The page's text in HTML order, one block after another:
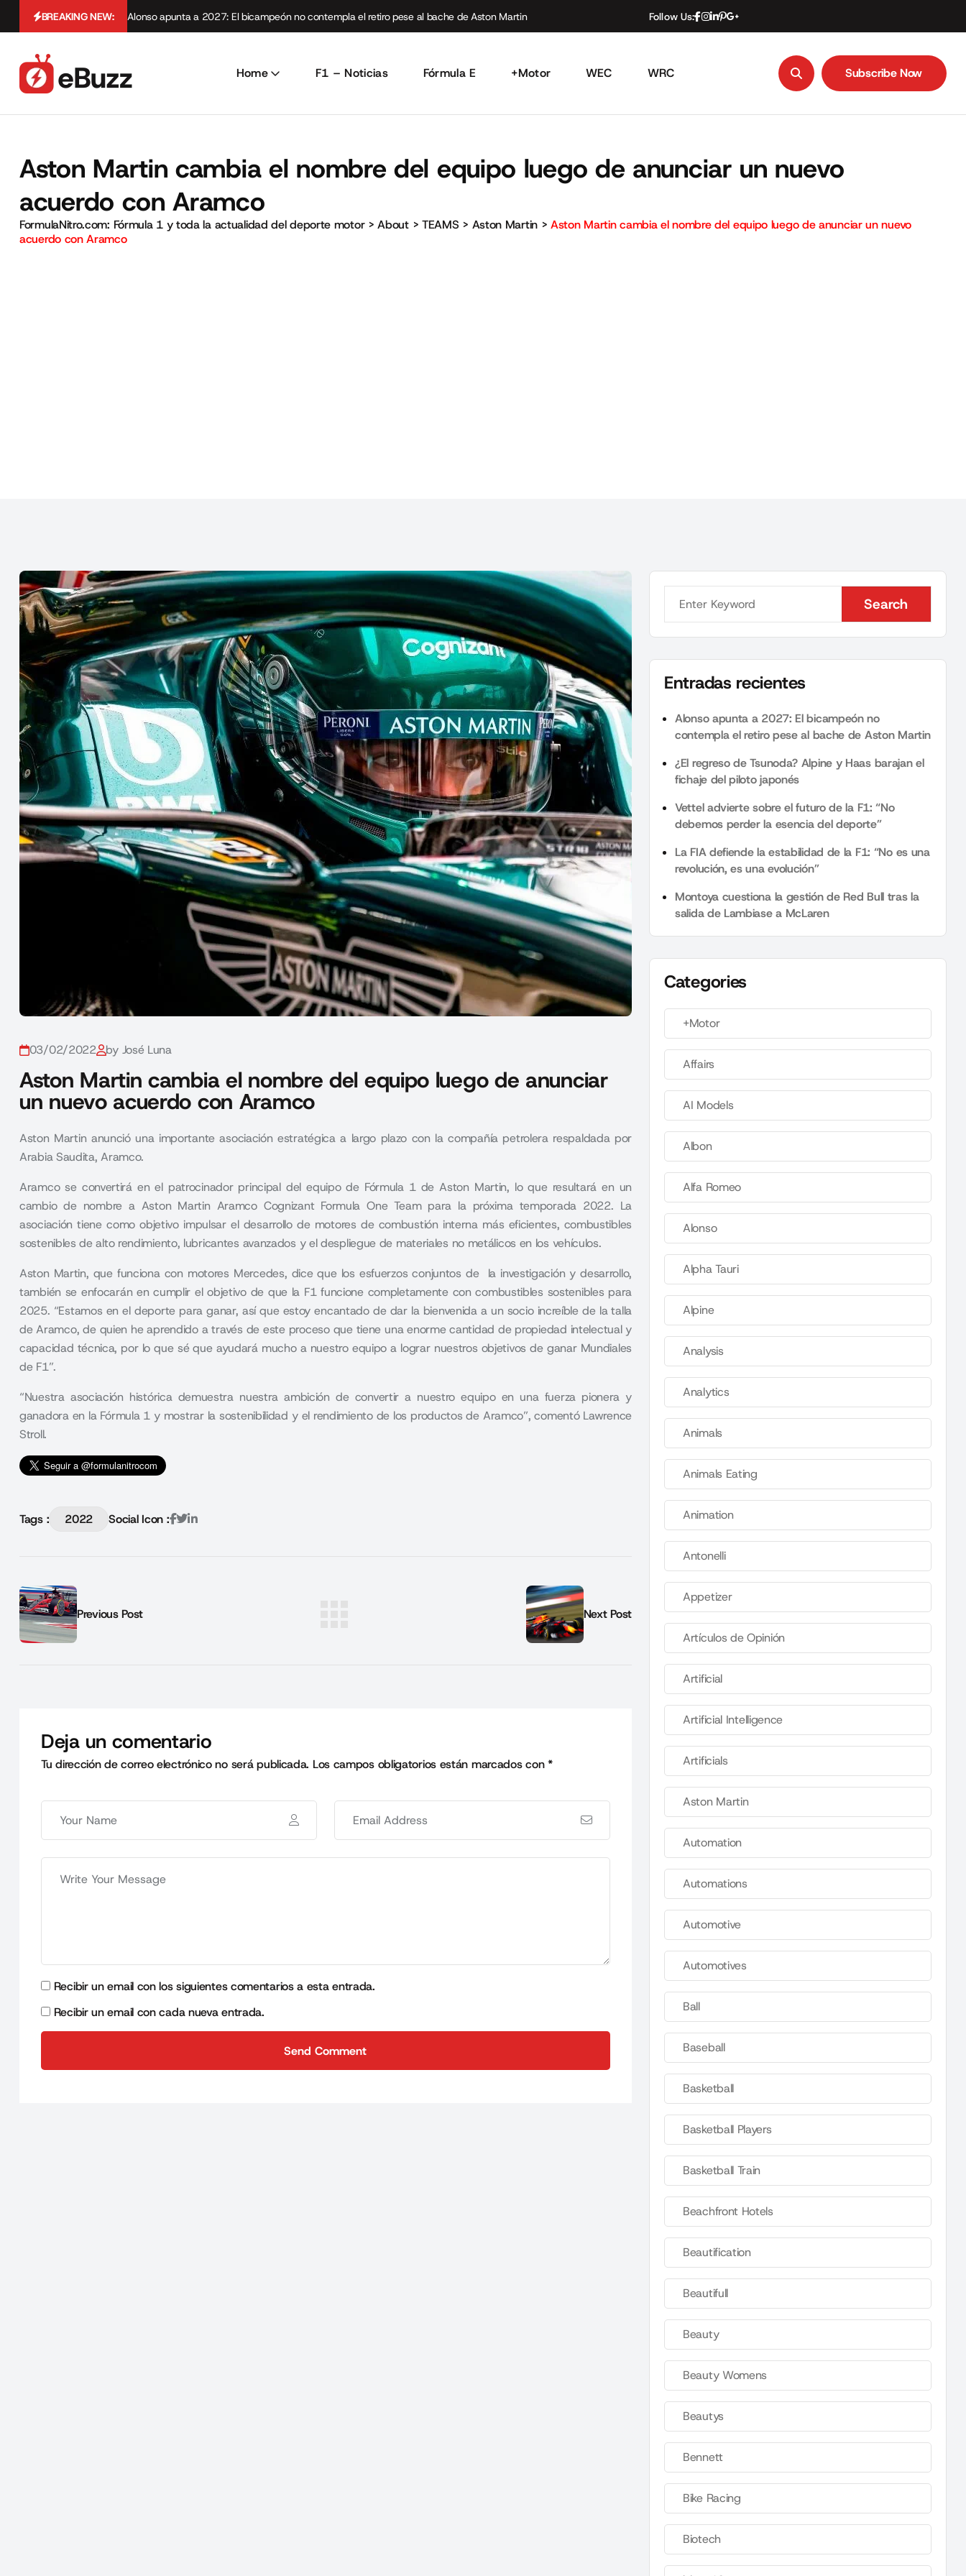
BREAKING NEW: Alonso apunta a 2027: El bicampeón no contempla el retiro pese al bache de Aston Martin Follow Us:
Home F1 – Noticias Fórmula E +Motor WEC WRC Subscribe Now
Aston Martin cambia el nombre del equipo luego de anunciar un nuevo
acuerdo con Aramco
FormulaNitro.com: Fórmula 1 y toda la actualidad del deporte motor>About> TEAMS > Aston Martin>Aston Martin cambia el nombre del equipo luego de anunciar un nuevo
acuerdo con Aramco
03/02/2022 by José Luna
Aston Martin cambia el nombre del equipo luego de anunciar
un nuevo acuerdo con Aramco
Aston Martin anunció una importante asociación estratégica a largo plazo con la compañía petrolera respaldada por
Arabia Saudita, Aramco.
Aramco se convertirá en el patrocinador principal del equipo de Fórmula 1 de Aston Martin, lo que resultará en un
cambio de nombre a Aston Martin Aramco Cognizant Formula One Teampara la próxima temporada 2022. La
asociación tiene como objetivo impulsar el desarrollo de motores de combustión interna más eficientes, combustibles
sostenibles de alto rendimiento, lubricantes avanzados y el despliegue de materiales no metálicos en los vehículos.
Aston Martin, que funciona con motores Mercedes, dice que los esfuerzos conjuntos de la investigación y desarrollo,
también se enfocarán en cumplir el objetivo de que la F1 funcione completamente con combustibles sostenibles para
2025. “Estamos en el deporte para ganar, así que estoy encantado de dar la bienvenida a un socio increíble de la talla
de Aramco, de quien he aprendido a través de este proceso que tiene una enorme cantidad de propiedad intelectual y
capacidad técnica, por lo que sé que ayudará mucho a nuestro equipo a lograr nuestros objetivos de ganar Mundiales
de F1”.
“Nuestra asociación histórica demuestra nuestra ambición de convertir a nuestro equipo en una fuerza pionera y
ganadora en la Fórmula 1 y mostrar la sostenibilidad y el rendimiento de los productos de Aramco”, comentó Lawrence
Stroll.
Tags : 2022 Social Icon :
Previous Post Next Post
Deja un comentario
Tu dirección de correo electrónico no será publicada. Los campos obligatorios están marcados con*
Recibir un email con los siguientes comentarios a esta entrada.
Recibir un email con cada nueva entrada.
Send Comment
Search
Search
Entradas recientes
Alonso apunta a 2027: El bicampeón no
contempla el retiro pese al bache de Aston Martin
¿El regreso de Tsunoda? Alpine y Haas barajan el
fichaje del piloto japonés
Vettel advierte sobre el futuro de la F1: “No
debemos perder la esencia del deporte”
La FIA defiende la estabilidad de la F1: “No es una
revolución, es una evolución”
Montoya cuestiona la gestión de Red Bull tras la
salida de Lambiase a McLaren
Categories
+Motor
Affairs
AI Models
Albon
Alfa Romeo
Alonso
Alpha Tauri
Alpine
Analysis
Analytics
Animals
Animals Eating
Animation
Antonelli
Appetizer
Artículos de Opinión
Artificial
Artificial Intelligence
Artificials
Aston Martin
Automation
Automations
Automotive
Automotives
Ball
Baseball
Basketball
Basketball Players
Basketball Train
Beachfront Hotels
Beautification
Beautifull
Beauty
Beauty Womens
Beautys
Bennett
Bike Racing
Biotech